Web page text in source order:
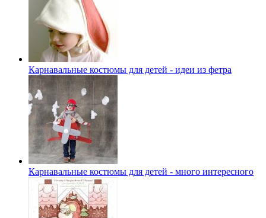
Карнавальные костюмы для детей - идеи из фетра
Карнавальные костюмы для детей - много интересного